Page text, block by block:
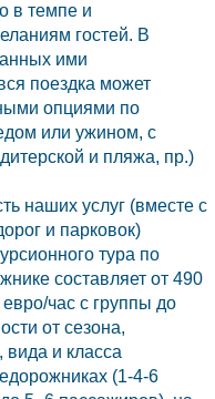
в темпе и
гостей. В
ими
поездка может
опциями по
или ужином, с
и пляжа, пр.)
наших услуг (вместе с
и парковок)
тура по
составляет от 490
час с группы до
от сезона,
вида и класса
(1-4-6